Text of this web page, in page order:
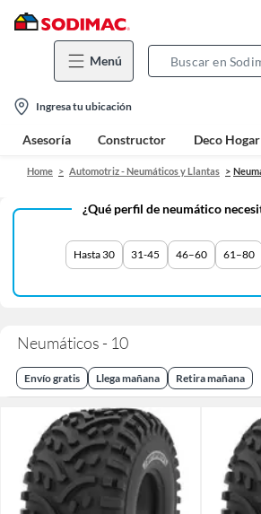
Menú
location-
icon
Ingresa tu ubicación
Asesoría Constructor Deco Hogar
Home Automotriz - Neumáticos y Llantas
¿Qué perfil de neumático
Hasta 30 31-45 46–60 61–80
Neumáticos - 10
Envío gratis Llega mañana Retira mañana